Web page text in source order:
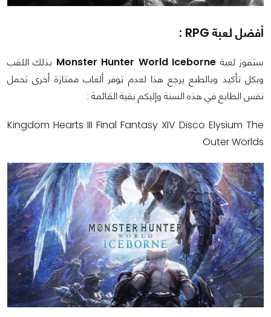
أفضل لعبة RPG :
ستفوز لعبة Monster Hunter World Iceborne بذلك اللقب
وبكل تأكيد وبالطبع يرجع هذا لعدم توفر ألعاب ممتازة أخرى تحمل
نفس الطابع في هذه السنة وإليكم بقية القائمة :
Kingdom Hearts III Final Fantasy XIV Disco Elysium The
Outer Worlds